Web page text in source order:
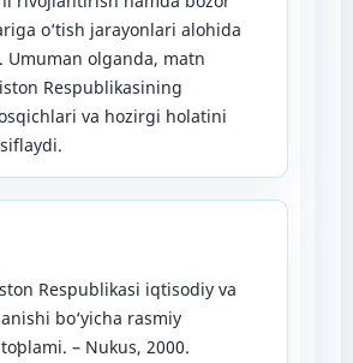
o‘tish jarayonlari alohida
Umuman olganda, matn
Respublikasining
va hozirgi holatini
Respublikasi iqtisodiy va
bo‘yicha rasmiy
– Nukus, 2000.